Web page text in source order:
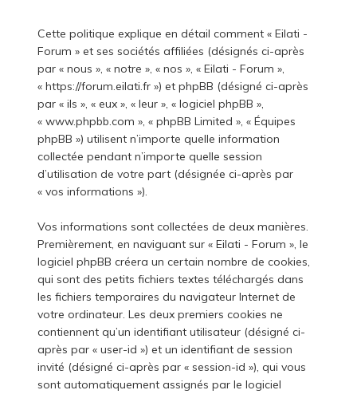
Cette politique explique en détail comment « Eilati -
Forum » et ses sociétés affiliées (désignés ci-après
par « nous », « notre », « nos », « Eilati - Forum »,
« https://forum.eilati.fr ») et phpBB (désigné ci-après
par « ils », « eux », « leur », « logiciel phpBB »,
« www.phpbb.com », « phpBB Limited », « Équipes
phpBB ») utilisent n’importe quelle information
collectée pendant n’importe quelle session
d’utilisation de votre part (désignée ci-après par
« vos informations »).
Vos informations sont collectées de deux manières.
Premièrement, en naviguant sur « Eilati - Forum », le
logiciel phpBB créera un certain nombre de cookies,
qui sont des petits fichiers textes téléchargés dans
les fichiers temporaires du navigateur Internet de
votre ordinateur. Les deux premiers cookies ne
contiennent qu’un identifiant utilisateur (désigné ci-
après par « user-id ») et un identifiant de session
invité (désigné ci-après par « session-id »), qui vous
sont automatiquement assignés par le logiciel